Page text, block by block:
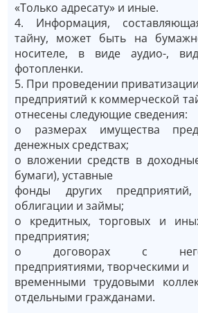
«Только адресату» и иные.
4. Информация,
тайну, может быть на
носителе, в виде аудио-,
фотопленки.
5. При проведении
предприятий к коммерческой
отнесены следующие сведения:
о размерах имущества
денежных средствах;
о вложении средств в
бумаги), уставные
фонды других
облигации и займы;
о кредитных, торговых и
предприятия;
о договорах с
предприятиями, творческими и
временными трудовыми
отдельными гражданами.